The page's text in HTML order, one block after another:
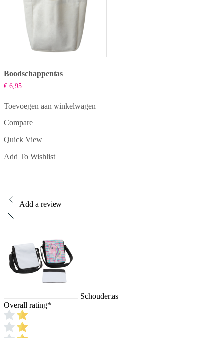
Boodschappentas
€ 6,95
Toevoegen aan winkelwagen
Compare
Quick View
Add To Wishlist
Add a review
Schoudertas
Overall rating*